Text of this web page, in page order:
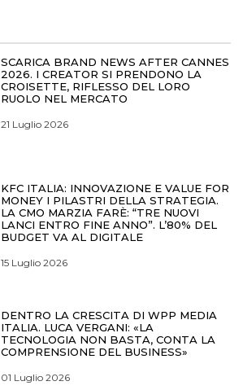
SCARICA BRAND NEWS AFTER CANNES
2026. I CREATOR SI PRENDONO LA
CROISETTE, RIFLESSO DEL LORO
RUOLO NEL MERCATO
21 Luglio 2026
KFC ITALIA: INNOVAZIONE E VALUE FOR
MONEY I PILASTRI DELLA STRATEGIA.
LA CMO MARZIA FARÈ: “TRE NUOVI
LANCI ENTRO FINE ANNO”. L’80% DEL
BUDGET VA AL DIGITALE
15 Luglio 2026
DENTRO LA CRESCITA DI WPP MEDIA
ITALIA. LUCA VERGANI: «LA
TECNOLOGIA NON BASTA, CONTA LA
COMPRENSIONE DEL BUSINESS»
01 Luglio 2026